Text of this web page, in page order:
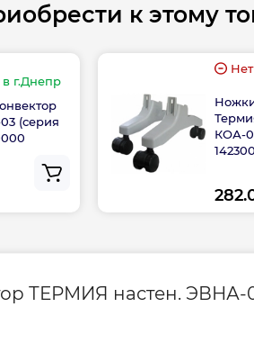
к этому
в г.Днепр
(серия
Нет
КОА-
ТЕРМИЯ настен. ЭВНА-